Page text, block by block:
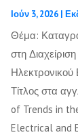
Ιούν 3, 2026|
Θέμα:
στη
Ηλεκτρονικού
Τίτλος στα
of Trends in
Electrical and